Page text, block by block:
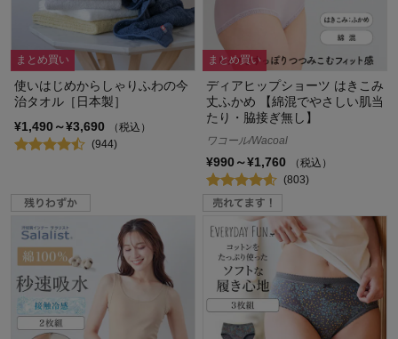
まとめ買い
使いはじめからしゃりふわの今
治タオル［日本製］
¥1,490～¥3,690
（税込）
(944)
まとめ買い
ディアヒップショーツ はきこみ
丈ふかめ 【綿混でやさしい肌当
たり・脇接ぎ無し】
ワコール/Wacoal
¥990～¥1,760
（税込）
(803)